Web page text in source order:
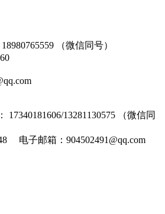
（微信同号）
028-8614 8160
13281130575 （微信同
电子邮箱：904502491@qq.com